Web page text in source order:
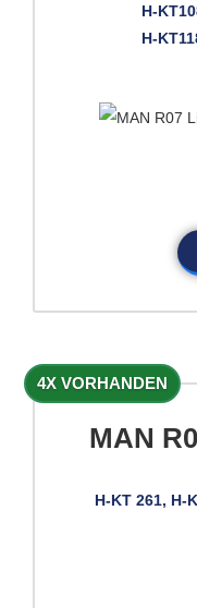
H-
H-
4X VORHANDEN
MAN
H-KT 261, H-